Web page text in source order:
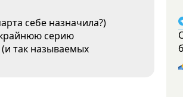
себе назначила?)
серию
так называемых